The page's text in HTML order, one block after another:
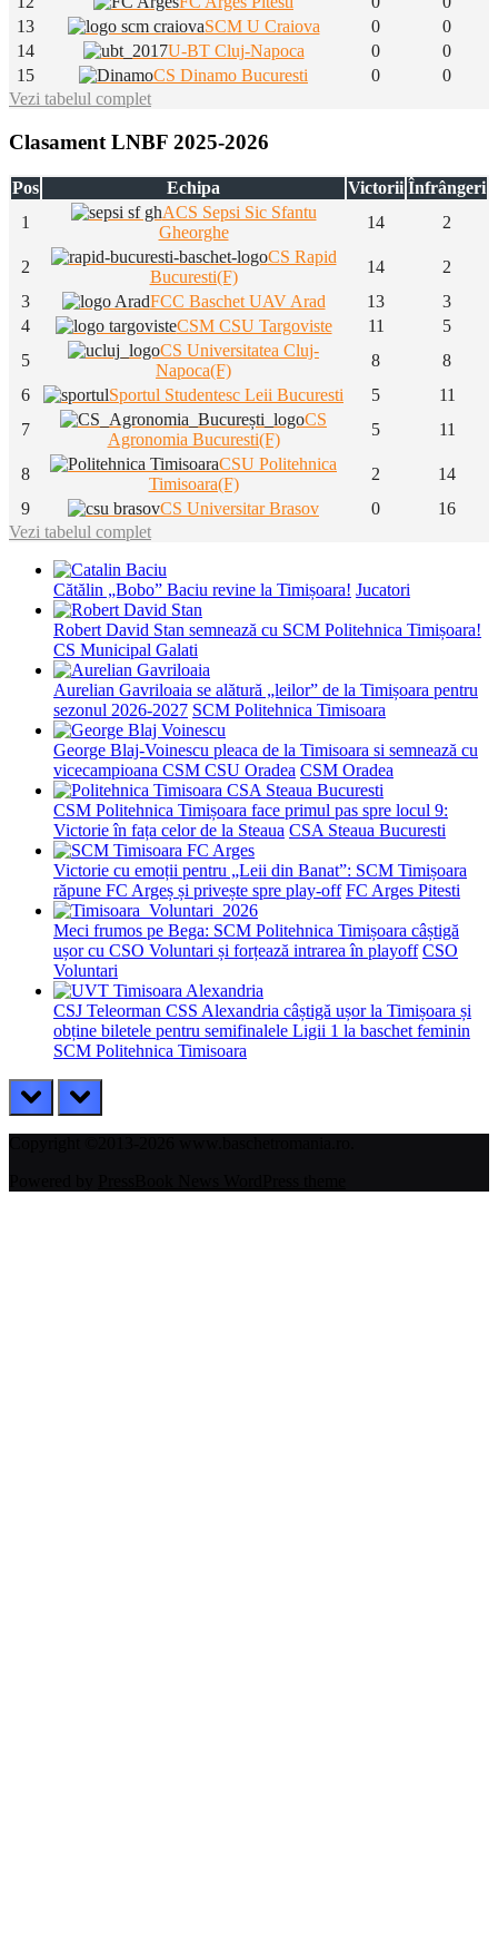
13
SCM U Craiova 0
0
14
U-BT Cluj-Napoca 0
0
15
CS Dinamo Bucuresti 0
0
Vezi tabelul complet
Clasament LNBF 2025-2026
Pos Echipa Victorii Înfrângeri
1
ACS Sepsi Sic Sfantu
Gheorghe
14 2
2
CS Rapid
Bucuresti(F)
14
2
3
FCC Baschet UAV Arad 13
3
4
CSM CSU Targoviste 11
5
5
CS Universitatea Cluj-
Napoca(F)
8
8
6
Sportul Studentesc Leii Bucuresti 5
11
7
CS
Agronomia Bucuresti(F)
5 11
8
CSU Politehnica
Timisoara(F)
2
14
9
CS Universitar Brasov 0
16
Vezi tabelul complet
Cătălin „Bobo” Baciu revine la Timișoara! Jucatori
Robert David Stan semnează cu SCM Politehnica Timișoara!
CS Municipal Galati
Aurelian Gavriloaia se alătură „leilor” de la Timișoara pentru
sezonul 2026-2027 SCM Politehnica Timisoara
George Blaj-Voinescu pleaca de la Timisoara si semnează cu
vicecampioana CSM CSU Oradea CSM Oradea
CSM Politehnica Timișoara face primul pas spre locul 9:
Victorie în fața celor de la Steaua CSA Steaua Bucuresti
Victorie cu emoții pentru „Leii din Banat”: SCM Timișoara
răpune FC Argeș și privește spre play-off FC Arges Pitesti
Meci frumos pe Bega: SCM Politehnica Timișoara câștigă
ușor cu CSO Voluntari și forțează intrarea în playoff CSO
Voluntari
CSJ Teleorman CSS Alexandria câștigă ușor la Timișoara și
obține biletele pentru semifinalele Ligii 1 la baschet feminin
SCM Politehnica Timisoara
prev next